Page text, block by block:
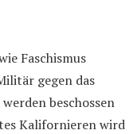
Faschismus
gegen das
beschossen
Kalifornieren wird